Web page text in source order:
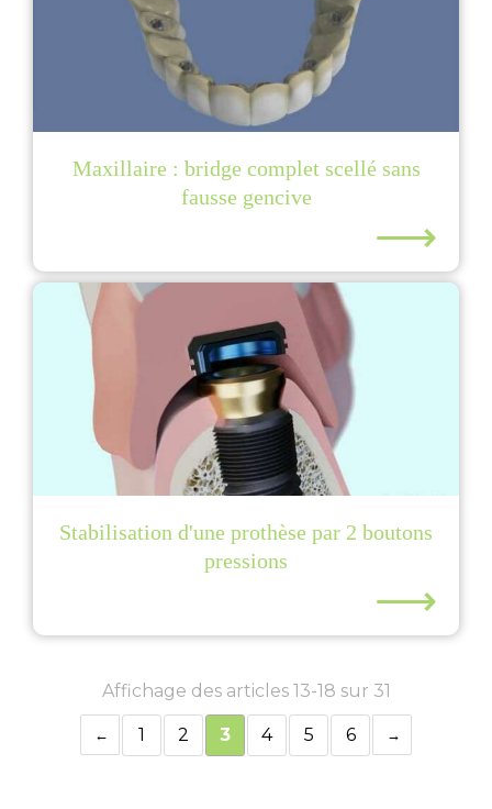
Maxillaire : bridge complet scellé sans
fausse gencive
⟶
Stabilisation d'une prothèse par 2 boutons
pressions
⟶
Affichage des articles 13-18 sur 31
1 2 3 4 5 6